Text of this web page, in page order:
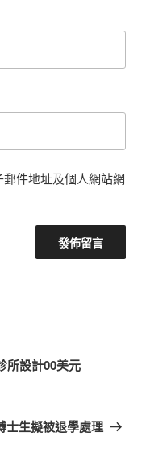
件地址及個人網站網
所設計00美元
士生擬被退學處理